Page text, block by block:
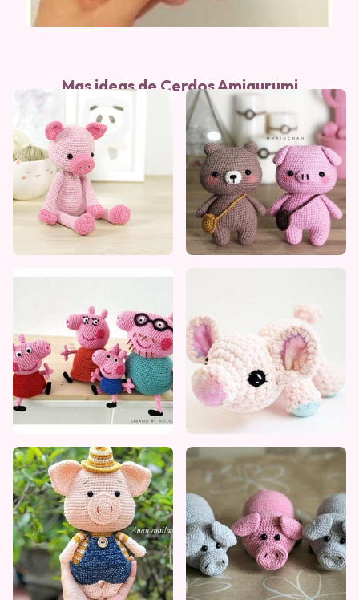
Mas ideas de Cerdos Amigurumi